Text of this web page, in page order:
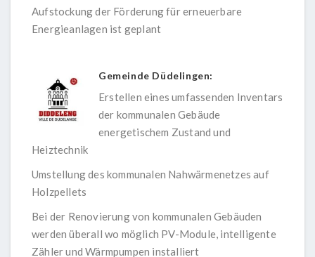
Aufstockung der Förderung für erneuerbare
Energieanlagen ist geplant
Gemeinde Düdelingen:
Erstellen eines umfassenden Inventars
der kommunalen Gebäude
energetischem Zustand und
Heiztechnik
Umstellung des kommunalen Nahwärmenetzes auf
Holzpellets
Bei der Renovierung von kommunalen Gebäuden
werden überall wo möglich PV-Module, intelligente
Zähler und Wärmpumpen installiert